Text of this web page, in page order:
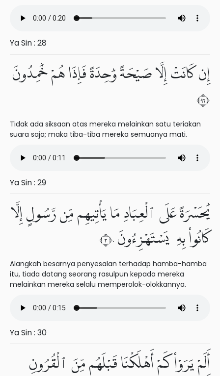
Ya Sin : 28
إِن كَانَتْ إِلَّا صَيْحَةً وَٰحِدَةً فَإِذَا هُمْ خَٰمِدُونَ
٢٩
Tidak ada siksaan atas mereka melainkan satu teriakan
suara saja; maka tiba-tiba mereka semuanya mati.
Ya Sin : 29
يَٰحَسْرَةً عَلَى ٱلْعِبَادِ مَا يَأْتِيهِم مِّن رَّسُولٍ إِلَّا
كَانُوا۟ بِهِۦ يَسْتَهْزِءُونَ ٣٠
Alangkah besarnya penyesalan terhadap hamba-hamba
itu, tiada datang seorang rasulpun kepada mereka
melainkan mereka selalu memperolok-olokkannya.
Ya Sin : 30
أَلَمْ يَرَوْا۟ كَمْ أَهْلَكْنَا قَبْلَهُم مِّنَ ٱلْقُرُونِ